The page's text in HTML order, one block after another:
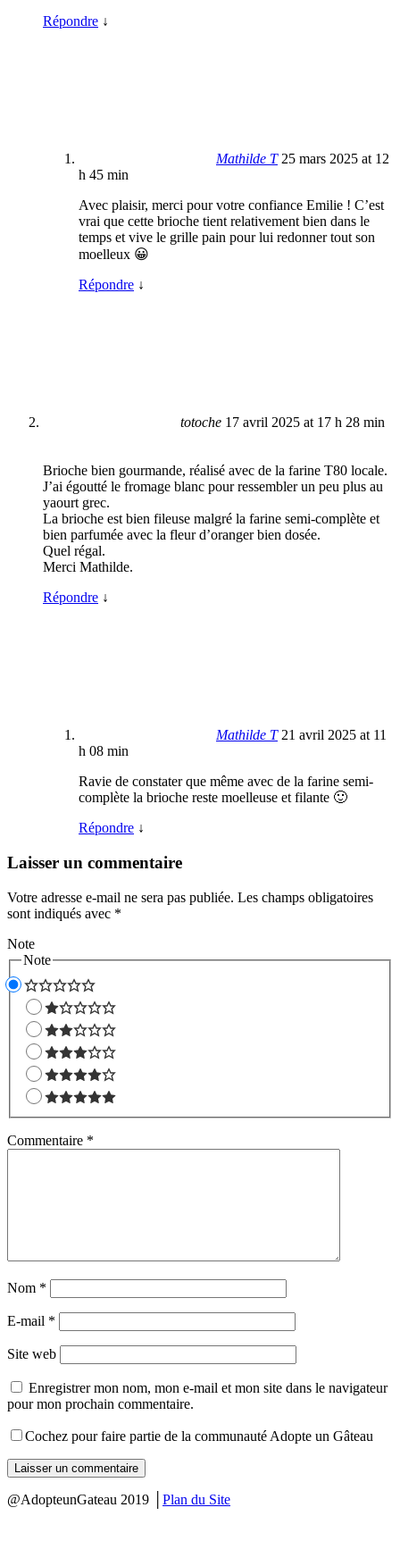
Répondre ↓
Mathilde T 25 mars 2025 at 12
h 45 min
Avec plaisir, merci pour votre confiance Emilie ! C’est
vrai que cette brioche tient relativement bien dans le
temps et vive le grille pain pour lui redonner tout son
moelleux 😀
Répondre ↓
totoche 17 avril 2025 at 17 h 28 min
Brioche bien gourmande, réalisé avec de la farine T80 locale.
J’ai égoutté le fromage blanc pour ressembler un peu plus au
yaourt grec.
La brioche est bien fileuse malgré la farine semi-complète et
bien parfumée avec la fleur d’oranger bien dosée.
Quel régal.
Merci Mathilde.
Répondre ↓
Mathilde T 21 avril 2025 at 11
h 08 min
Ravie de constater que même avec de la farine semi-
complète la brioche reste moelleuse et filante 🙂
Répondre ↓
Laisser un commentaire
Votre adresse e-mail ne sera pas publiée. Les champs obligatoires
sont indiqués avec *
Note
Note
Commentaire *
Nom *
E-mail *
Site web
Enregistrer mon nom, mon e-mail et mon site dans le navigateur
pour mon prochain commentaire.
Cochez pour faire partie de la communauté Adopte un Gâteau
@AdopteunGateau 2019 │ Plan du Site